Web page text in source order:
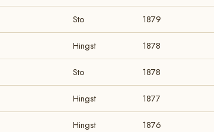
Sto 1879
Hingst 1878
Sto 1878
Hingst 1877
Hingst 1876